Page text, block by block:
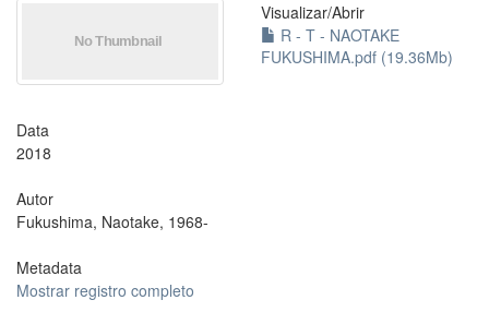
Visualizar/Abrir
R - T - NAOTAKE
FUKUSHIMA.pdf (19.36Mb)
Data
2018
Autor
Fukushima, Naotake, 1968-
Metadata
Mostrar registro completo